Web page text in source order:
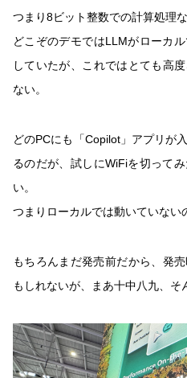
つまり8ビット整数での計算処理な
どこぞのデモではLLMがローカ
していたが、これではとても高
ない。
どのPCにも「Copilot」アプリが
るのだが、試しにWiFiを切って
い。
つまりローカルでは動いていない
もちろんまだ発売前だから、発
もしれないが、まあ十中八九、そ